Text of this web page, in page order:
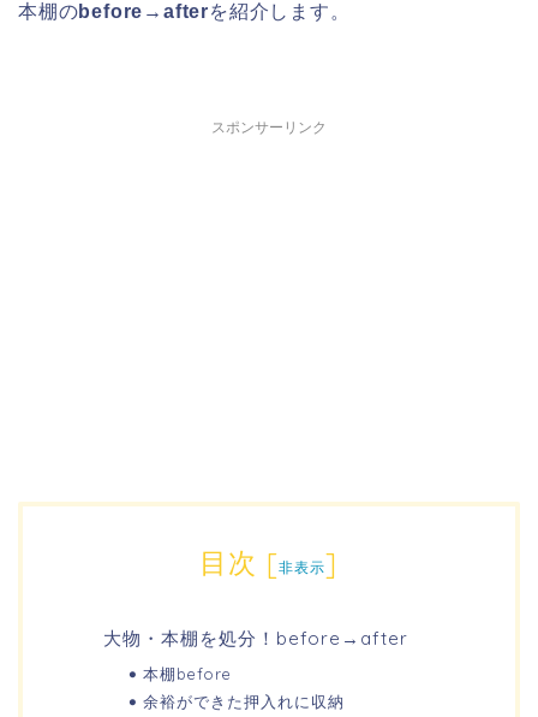
本棚のbefore→afterを紹介します。
スポンサーリンク
目次 [非表示]
大物・本棚を処分！before→after
本棚before
余裕ができた押入れに収納